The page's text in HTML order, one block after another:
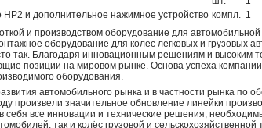
HP2 и дополнительное нажимное устройство компл. 1
и производством оборудование для
оборудование для колес легковых и грузовых
так. Благодаря инновационным решениям и высоким
позиции на мировом рынке. Основа успеха
оборудования.
автомобильного рынка и в частности рынка по
произвели значительное обновление линейки
все инновации и технические решения,
так и колёс грузовой и сельскохозяйственной